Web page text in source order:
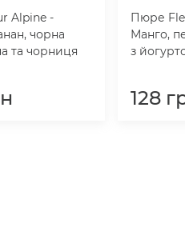
Alpine -
чорна
та чорниця
Пюре
Манго,
з
128